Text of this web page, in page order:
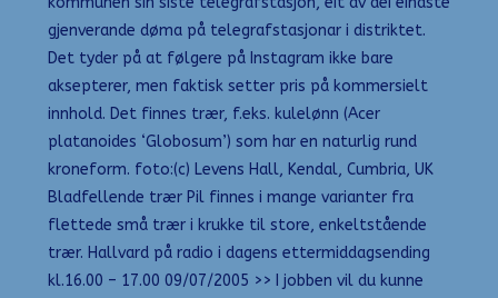
gjenverande døma på telegrafstasjonar i distriktet.
Det tyder på at følgere på Instagram ikke bare
aksepterer, men faktisk setter pris på kommersielt
innhold. Det finnes trær, f.eks. kulelønn (Acer
platanoides ‘Globosum’) som har en naturlig rund
kroneform. foto:(c) Levens Hall, Kendal, Cumbria, UK
Bladfellende trær Pil finnes i mange varianter fra
flettede små trær i krukke til store, enkeltstående
trær. Hallvard på radio i dagens ettermiddagsending
kl.16.00 – 17.00 09/07/2005 >> I jobben vil du kunne